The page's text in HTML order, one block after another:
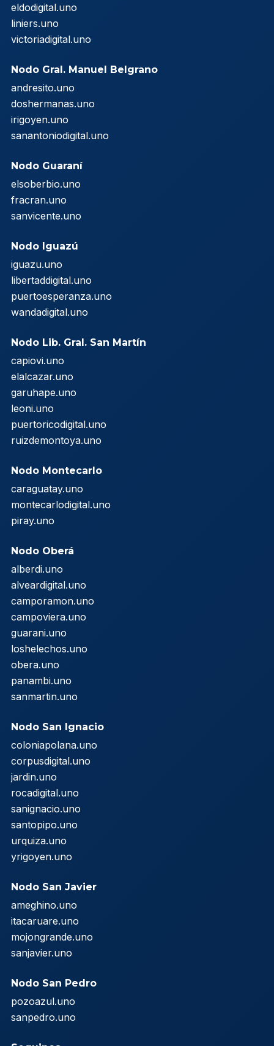
eldodigital.uno
liniers.uno
victoriadigital.uno
Nodo Gral. Manuel Belgrano
andresito.uno
doshermanas.uno
irigoyen.uno
sanantoniodigital.uno
Nodo Guaraní
elsoberbio.uno
fracran.uno
sanvicente.uno
Nodo Iguazú
iguazu.uno
libertaddigital.uno
puertoesperanza.uno
wandadigital.uno
Nodo Lib. Gral. San Martín
capiovi.uno
elalcazar.uno
garuhape.uno
leoni.uno
puertoricodigital.uno
ruizdemontoya.uno
Nodo Montecarlo
caraguatay.uno
montecarlodigital.uno
piray.uno
Nodo Oberá
alberdi.uno
alveardigital.uno
camporamon.uno
campoviera.uno
guarani.uno
loshelechos.uno
obera.uno
panambi.uno
sanmartin.uno
Nodo San Ignacio
coloniapolana.uno
corpusdigital.uno
jardin.uno
rocadigital.uno
sanignacio.uno
santopipo.uno
urquiza.uno
yrigoyen.uno
Nodo San Javier
ameghino.uno
itacaruare.uno
mojongrande.uno
sanjavier.uno
Nodo San Pedro
pozoazul.uno
sanpedro.uno